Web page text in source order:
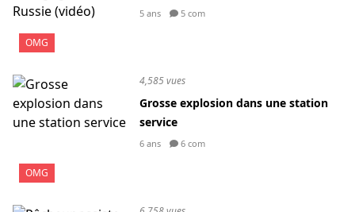
OMG
5 ans 5 com
OMG
4,585 vues
Grosse explosion dans une station
service
6 ans 6 com